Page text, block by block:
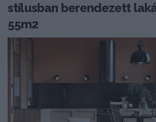
stílusban berendezett
55m2